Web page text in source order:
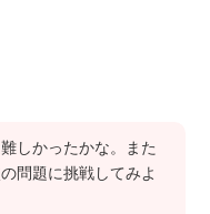
しかったかな。また
問題に挑戦してみよ